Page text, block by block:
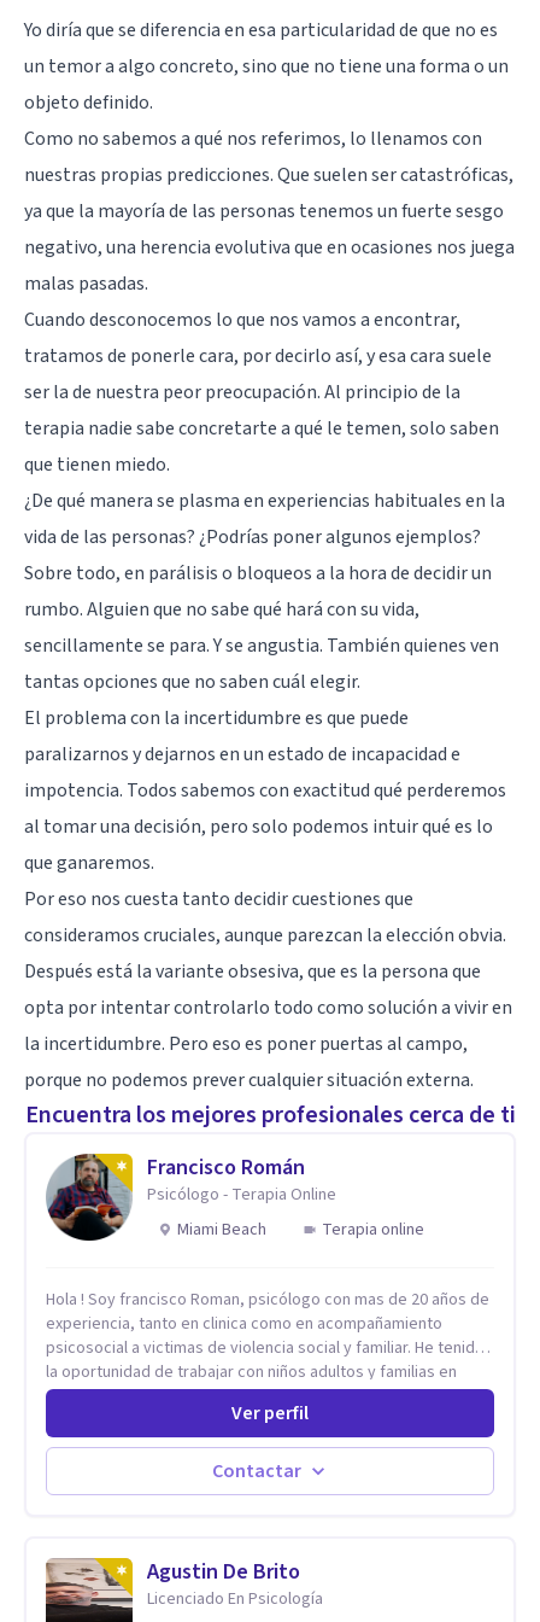
Yo diría que se diferencia en esa particularidad de que no es
un temor a algo concreto, sino que no tiene una forma o un
objeto definido.
Como no sabemos a qué nos referimos, lo llenamos con
nuestras propias predicciones. Que suelen ser catastróficas,
ya que la mayoría de las personas tenemos un fuerte sesgo
negativo, una herencia evolutiva que en ocasiones nos juega
malas pasadas.
Cuando desconocemos lo que nos vamos a encontrar,
tratamos de ponerle cara, por decirlo así, y esa cara suele
ser la de nuestra peor preocupación. Al principio de la
terapia nadie sabe concretarte a qué le temen, solo saben
que tienen miedo.
¿De qué manera se plasma en experiencias habituales en la
vida de las personas? ¿Podrías poner algunos ejemplos?
Sobre todo, en parálisis o bloqueos a la hora de decidir un
rumbo. Alguien que no sabe qué hará con su vida,
sencillamente se para. Y se angustia. También quienes ven
tantas opciones que no saben cuál elegir.
El problema con la incertidumbre es que puede
paralizarnos y dejarnos en un estado de incapacidad e
impotencia. Todos sabemos con exactitud qué perderemos
al tomar una decisión, pero solo podemos intuir qué es lo
que ganaremos.
Por eso nos cuesta tanto decidir cuestiones que
consideramos cruciales, aunque parezcan la elección obvia.
Después está la variante obsesiva, que es la persona que
opta por intentar controlarlo todo como solución a vivir en
la incertidumbre. Pero eso es poner puertas al campo,
porque no podemos prever cualquier situación externa.
Encuentra los mejores profesionales cerca de ti
Francisco Román
Psicólogo - Terapia Online
Miami Beach
Terapia online
Hola ! Soy francisco Roman, psicólogo con mas de 20 años de
experiencia, tanto en clinica como en acompañamiento
psicosocial a victimas de violencia social y familiar. He tenido
la oportunidad de trabajar con niños adultos y familias en
todos los espacios y esto me ha dado un una variedad de
aprendizajes que ahora pongo a tu disposicion. En la
actualidad puedo atenderte de manera presencial y/o virtual,
de lunes a sabado. el costo de cada sesión lo acordamos en
el primer contacto
Ver perfil
Contactar
Agustin De Brito
Licenciado En Psicología